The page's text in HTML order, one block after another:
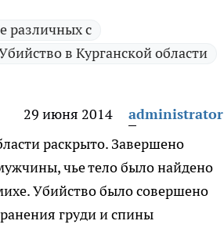
различных с
в Курганской области
29 июня 2014
administrator
раскрыто. Завершено
чье тело было найдено
Убийство было совершено
груди и спины